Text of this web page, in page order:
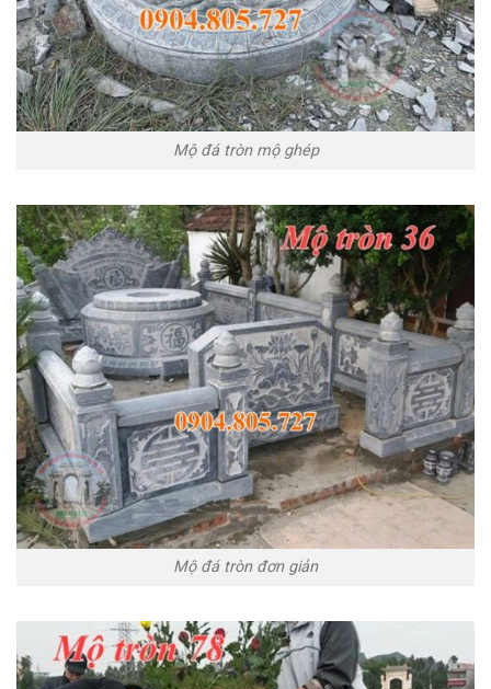
Mộ đá tròn mộ ghép
Mộ đá tròn đơn giản